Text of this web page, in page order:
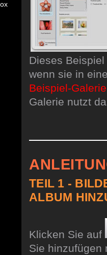
Dieses
wenn sie in
Beispiel-
Galerie nutzt
TEIL 1 -
ALBUM
Klicken Sie auf
Sie hinzufügen